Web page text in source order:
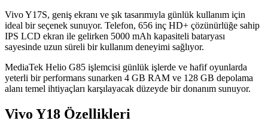
Vivo Y17S, geniş ekranı ve şık tasarımıyla günlük kullanım için
ideal bir seçenek sunuyor. Telefon, 656 inç HD+ çözünürlüğe sahip
IPS LCD ekran ile gelirken 5000 mAh kapasiteli bataryası
sayesinde uzun süreli bir kullanım deneyimi sağlıyor.
MediaTek Helio G85 işlemcisi günlük işlerde ve hafif oyunlarda
yeterli bir performans sunarken 4 GB RAM ve 128 GB depolama
alanı temel ihtiyaçları karşılayacak düzeyde bir donanım sunuyor.
Vivo Y18 Özellikleri